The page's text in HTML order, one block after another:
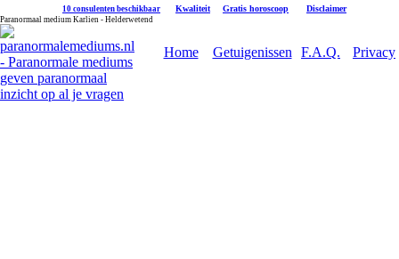
10 consulenten beschikbaar Kwaliteit Gratis horoscoop Disclaimer
Paranormaal medium Karlien - Helderwetend
Home Getuigenissen F.A.Q. Privacy